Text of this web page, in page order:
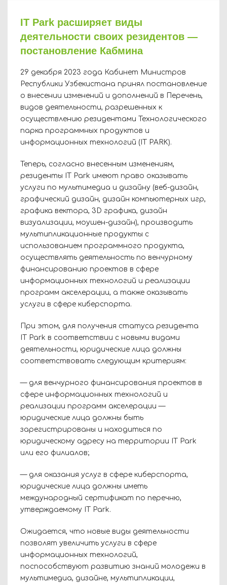
IT Park расширяет виды
деятельности своих резидентов —
постановление Кабмина
29 декабря 2023 года Кабинет Министров
Республики Узбекистана принял постановление
о внесении изменений и дополнений в Перечень,
видов деятельности, разрешенных к
осуществлению резидентами Технологического
парка программных продуктов и
информационных технологий (IT PARK).
Теперь, согласно внесенным изменениям,
резиденты IT Park имеют право оказывать
услуги по мультимедиа и дизайну (веб-дизайн,
графический дизайн, дизайн компьютерных игр,
графика вектора, 3D графика, дизайн
визуализации, моушен-дизайн), производить
мультипликационные продукты с
использованием программного продукта,
осуществлять деятельность по венчурному
финансированию проектов в сфере
информационных технологий и реализации
программ акселерации, а также оказывать
услуги в сфере киберспорта.
При этом, для получения статуса резидента
IT Park в соответствии с новыми видами
деятельности, юридические лица должны
соответствовать следующим критериям:
— для венчурного финансирования проектов в
сфере информационных технологий и
реализации программ акселерации —
юридические лица должны быть
зарегистрированы и находиться по
юридическому адресу на территории IT Park
или его филиалов;
— для оказания услуг в сфере киберспорта,
юридические лица должны иметь
международный сертификат по перечню,
утверждаемому IT Park.
Ожидается, что новые виды деятельности
позволят увеличить услуги в сфере
информационных технологий,
поспособствуют развитию знаний молодежи в
мультимедиа, дизайне, мультипликации,